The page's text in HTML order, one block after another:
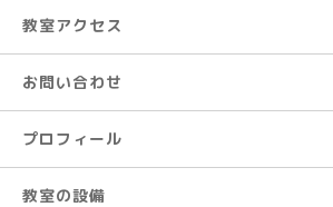
教室アクセス
お問い合わせ
プロフィール
教室の設備